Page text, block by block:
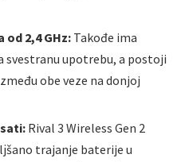
2,4 GHz: Takođe ima
svestranu upotrebu, a postoji
obe veze na donjoj
Rival 3 Wireless Gen 2
trajanje baterije u